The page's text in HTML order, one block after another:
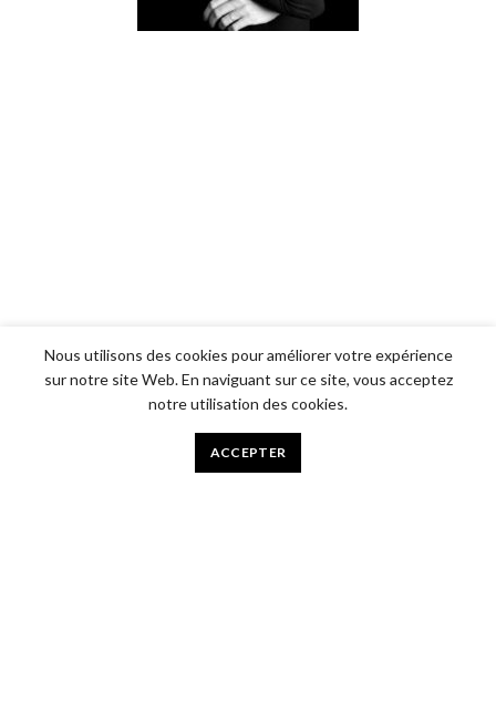
Nous utilisons des cookies pour améliorer votre expérience
sur notre site Web. En naviguant sur ce site, vous acceptez
notre utilisation des cookies.
ACCEPTER